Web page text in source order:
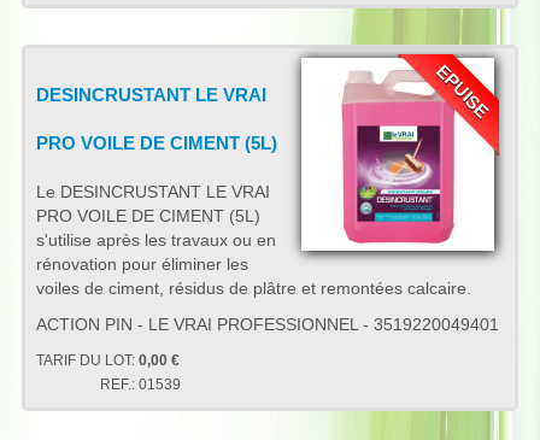
EPUISE
DESINCRUSTANT LE VRAI
PRO VOILE DE CIMENT (5L)
Le DESINCRUSTANT LE VRAI
PRO VOILE DE CIMENT (5L)
s'utilise après les travaux ou en
rénovation pour éliminer les
voiles de ciment, résidus de plâtre et remontées calcaire.
ACTION PIN - LE VRAI PROFESSIONNEL - 3519220049401
TARIF DU LOT: 0,00 €
REF.: 01539